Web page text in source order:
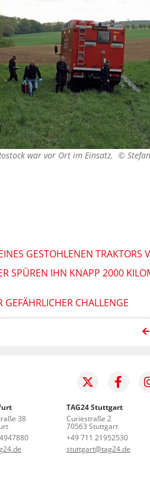
war vor Ort im Einsatz. ©
GESTOHLENEN TRAKTORS
SPÜREN IHN KNAPP 2000
CHALLENGE
38
TAG24 Stuttgart
Curiestraße 2
70563 Stuttgart
+49 711 21952530
stuttgart@tag24.de